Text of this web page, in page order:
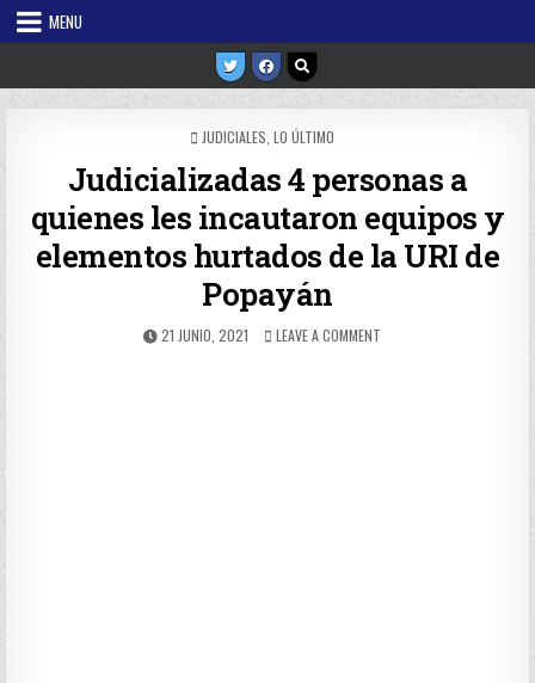
Skip
MENU
POSTED
JUDICIALES LO ÚLTIMO
Judicializadas 4 personas a
quienes les incautaron equipos y
elementos hurtados de la URI de
Popayán
PUBLISHED
21 JUNIO, 2021 LEAVE A COMMENTON